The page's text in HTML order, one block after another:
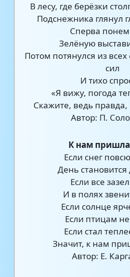
В лесу, где берёзки
Подснежника глянул
Сперва
Зелёную
Потом потянулся из
сил
И тихо
«Я вижу, погода
Скажите, ведь правда,
Автор: П.
К нам пришла
Если снег
День
Если все
И в полях
Если солнце
Если птицам
Если стал
Значит, к нам
Автор: Е.